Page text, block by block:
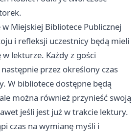
Miejskiej Bibliotece Publicznej
i refleksji uczestnicy będą mieli
w lekturze. Każdy z gości
przez określony czas
W bibliotece dostępne będą
można również przynieść swoją
jeśli jest już w trakcie lektury.
czas na wymianę myśli i